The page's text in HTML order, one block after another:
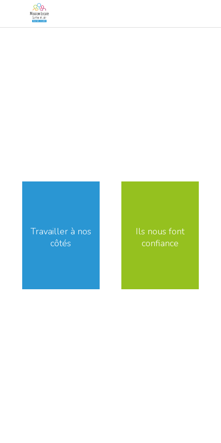
Travailler à nos
côtés
Ils nous font
confiance